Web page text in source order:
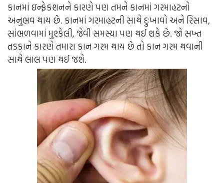
કાનમાં ઇન્ફેકશનને કારણે પણ તમને કાનમાં ગરમાહટનો
અનુભવ થાય છે. કાનમાં ગરમાહટની સાથે દુઃખાવો અને રિસાવ,
સાંભળવામાં મુશ્કેલી, જેવી સમસ્યા પણ થઈ શકે છે. જો સખ્ત
તડકાને કારણે તમારા કાન ગરમ થાય છે તો કાન ગરમ થવાની
સાથે લાલ પણ થઈ જશે.